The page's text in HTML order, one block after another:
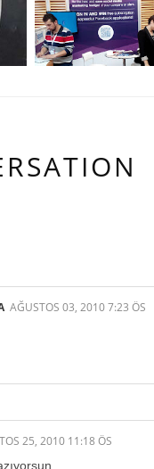
AĞUSTOS 03, 2010 7:23 ÖS
25, 2010 11:18 ÖS